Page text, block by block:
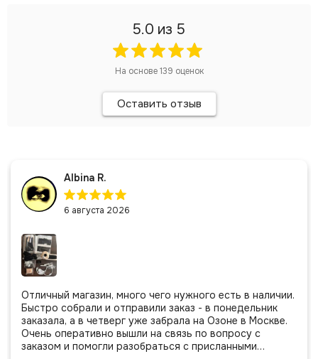
5.0 из 5
На основе139 оценок
Оставить отзыв
Albina R.
6 августа 2026
Отличный магазин, много чего нужного есть в наличии.
Быстро собрали и отправили заказ - в понедельник
заказала, а в четверг уже забрала на Озоне в Москве.
Очень оперативно вышли на связь по вопросу с
заказом и помогли разобраться с присланными